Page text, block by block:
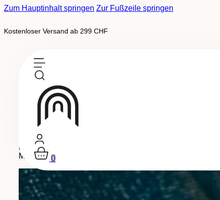
Zum Hauptinhalt springen Zur Fußzeile springen
Kostenloser Versand ab 299 CHF
0
Buchen Sie Ihre Verkostung
Entdecken Sie die Orte, an denen unsere legendären
Moment in der Gruppe in unserem Carnotzet. Ob Sie